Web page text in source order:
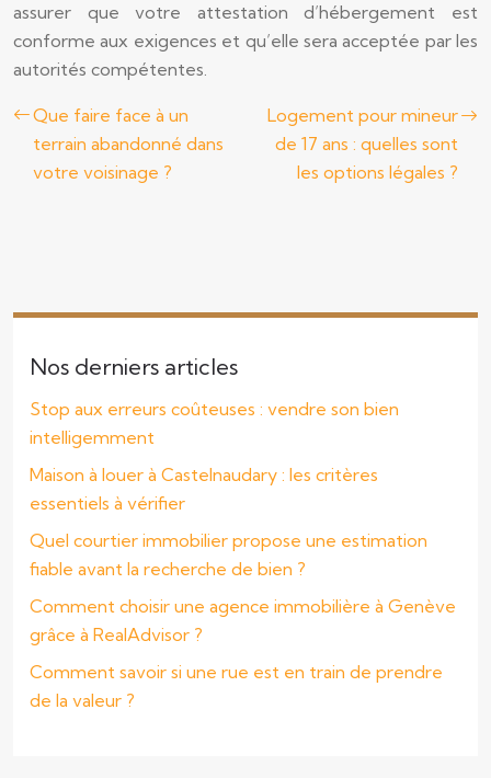
assurer que votre attestation d’hébergement est
conforme aux exigences et qu’elle sera acceptée par les
autorités compétentes.
Que faire face à un
terrain abandonné dans
votre voisinage ?
Logement pour mineur
de 17 ans : quelles sont
les options légales ?
Nos derniers articles
Stop aux erreurs coûteuses : vendre son bien
intelligemment
Maison à louer à Castelnaudary : les critères
essentiels à vérifier
Quel courtier immobilier propose une estimation
fiable avant la recherche de bien ?
Comment choisir une agence immobilière à Genève
grâce à RealAdvisor ?
Comment savoir si une rue est en train de prendre
de la valeur ?